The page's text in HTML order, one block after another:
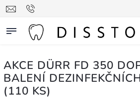
AKCE DÜRR FD 350
BALENÍ
(110 KS)